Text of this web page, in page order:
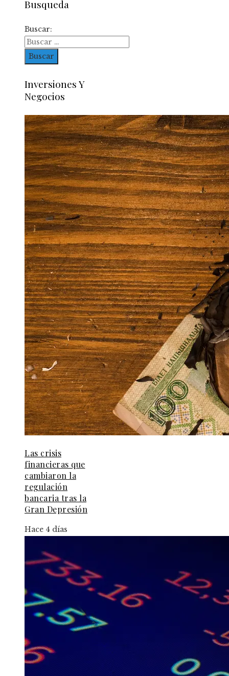
Busqueda
Buscar:
Inversiones Y
Negocios
Las crisis
financieras que
cambiaron la
regulación
bancaria tras la
Gran Depresión
Hace 4 días